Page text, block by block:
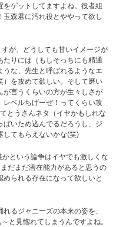
ゲットしてますよね。役者組
森君に汚れ役とややって欲し
が、どうしても甘いイメージが
りには（もしそっちにも精通
うな、先生と呼ばれるようなエ
）を攻めて欲しい。そして磨い
が言うくらいの方が生々しさが
レベルちげーぜ！ってくらい攻
とうさんネタ（イヤかもしれな
いため込んでるだろうし、ジ
してもらえないかな(笑)
という論争はイヤでも激しくな
だまだ潜在能力があると思うの
られる存在になって欲しいと
るジャニーズの本来の姿を、
と見惚れてしまうんですよね。